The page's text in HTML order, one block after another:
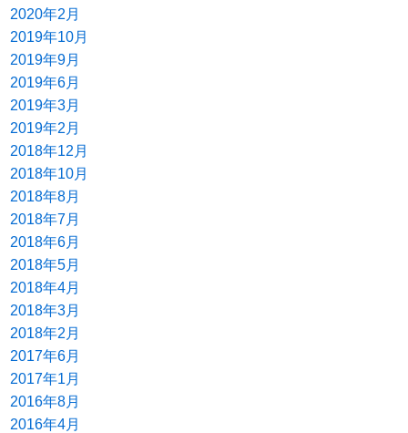
2020年2月
2019年10月
2019年9月
2019年6月
2019年3月
2019年2月
2018年12月
2018年10月
2018年8月
2018年7月
2018年6月
2018年5月
2018年4月
2018年3月
2018年2月
2017年6月
2017年1月
2016年8月
2016年4月